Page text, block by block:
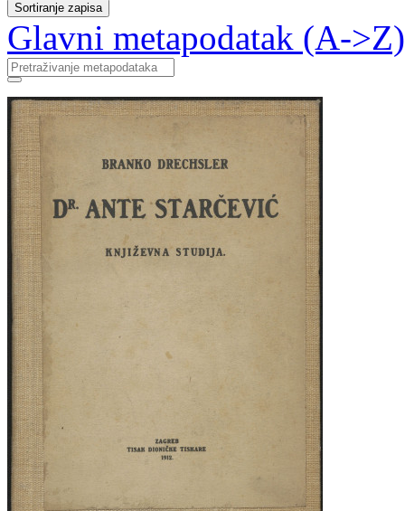
Sortiranje zapisa
Glavni metapodatak (A->Z)